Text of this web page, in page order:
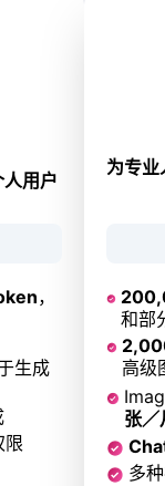
用户
，
生成
限
为专
和部
高级
张／
多